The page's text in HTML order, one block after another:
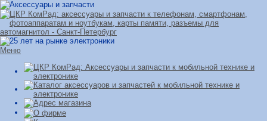
Меню